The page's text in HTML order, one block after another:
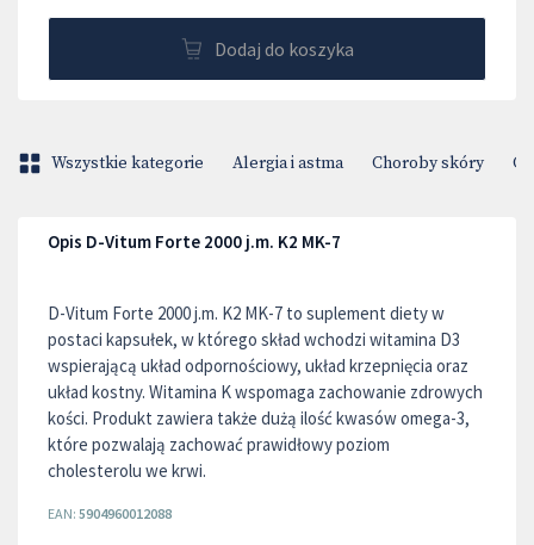
Dodaj do koszyka
Wszystkie kategorie Alergia i astma Choroby skóry
Opis D-Vitum Forte 2000 j.m. K2 MK-7
D-Vitum Forte 2000 j.m. K2 MK-7 to suplement diety w
postaci kapsułek, w którego skład wchodzi witamina D3
wspierającą układ odpornościowy, układ krzepnięcia oraz
układ kostny. Witamina K wspomaga zachowanie zdrowych
kości. Produkt zawiera także dużą ilość kwasów omega-3,
które pozwalają zachować prawidłowy poziom
cholesterolu we krwi.
EAN: 5904960012088